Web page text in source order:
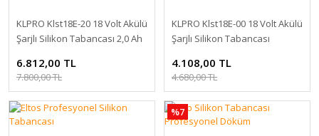
KLPRO Klst18E-20 18 Volt Akülü
Şarjlı Silikon Tabancası 2,0 Ah
6.812,00 TL
7.800,00 TL
KLPRO Klst18E-00 18 Volt Akülü
Şarjlı Silikon Tabancası
4.108,00 TL
4.680,00 TL
%7